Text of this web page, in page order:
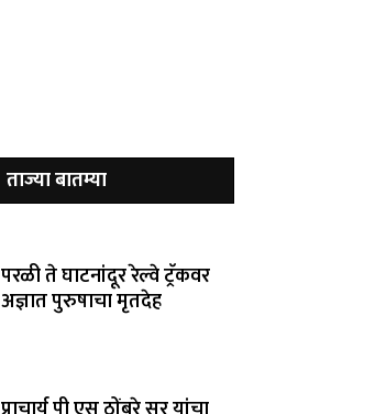
ताज्या बातम्या
परळी ते घाटनांदूर रेल्वे ट्रॅकवर
अज्ञात पुरुषाचा मृतदेह